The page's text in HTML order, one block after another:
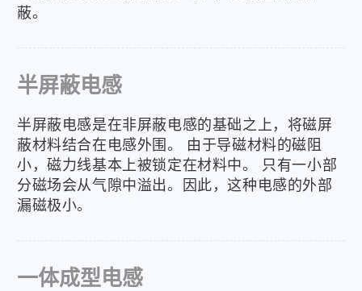
蔽。
半屏蔽电感
半屏蔽电感是在非屏蔽电感的基础之上，将磁屏
蔽材料结合在电感外围。 由于导磁材料的磁阻
小，磁力线基本上被锁定在材料中。 只有一小部
分磁场会从气隙中溢出。因此，这种电感的外部
漏磁极小。
一体成型电感